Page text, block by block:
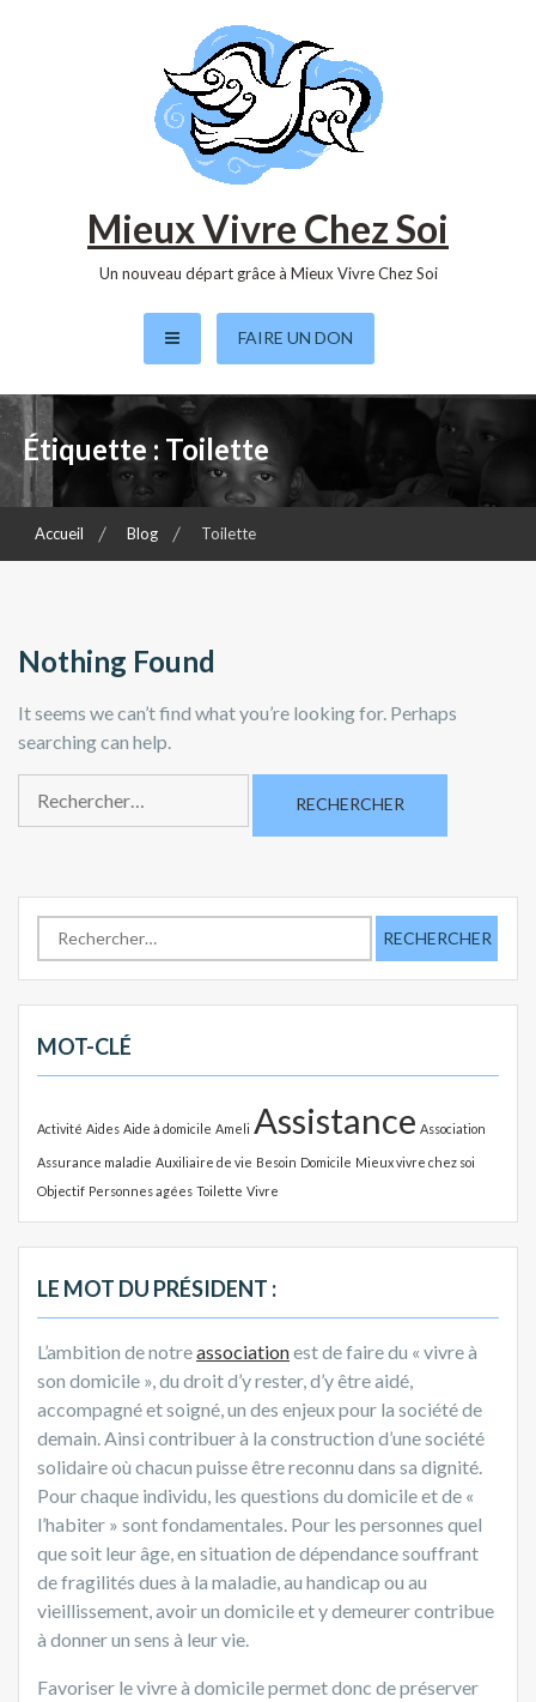
Mieux Vivre Chez Soi
Un nouveau départ grâce à Mieux Vivre Chez Soi
FAIRE UN DON
Étiquette : Toilette
Accueil Blog Toilette
Nothing Found
It seems we can’t find what you’re looking for. Perhaps
searching can help.
e
e
c
e
r
h
e
r
:
MOT-CLÉ
Activité Aides Aide à domicile Ameli Assistance Association
Assurance maladie Auxiliaire de vie Besoin Domicile Mieux vivre chez soi
Objectif Personnes agées Toilette Vivre
LE MOT DU PRÉSIDENT :
L’ambition de notreassociationest de faire du « vivre à
son domicile », du droit d’y rester, d’y être aidé,
accompagné et soigné, un des enjeux pour la société de
demain. Ainsi contribuer à la construction d’une société
solidaire où chacun puisse être reconnu dans sa dignité.
Pour chaque individu, les questions du domicile et de «
l’habiter » sont fondamentales. Pour les personnes quel
que soit leur âge, en situation de dépendance souffrant
de fragilités dues à la maladie, au handicap ou au
vieillissement, avoir un domicile et y demeurer contribue
à donner un sens à leur vie.
Favoriser le vivre à domicile permet donc de préserver